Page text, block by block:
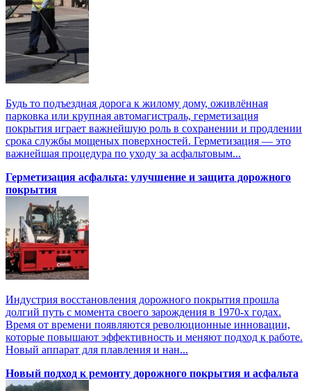
Будь то подъездная дорога к жилому дому, оживлённая
парковка или крупная автомагистраль, герметизация
покрытия играет важнейшую роль в сохранении и продлении
срока службы мощеных поверхностей. Герметизация — это
важнейшая процедура по уходу за асфальтовым...
Герметизация асфальта: улучшение и защита дорожного
покрытия
Индустрия восстановления дорожного покрытия прошла
долгий путь с момента своего зарождения в 1970-х годах.
Время от времени появляются революционные инновации,
которые повышают эффективность и меняют подход к работе.
Новый аппарат для плавления и нан...
Новый подход к ремонту дорожного покрытия и асфальта